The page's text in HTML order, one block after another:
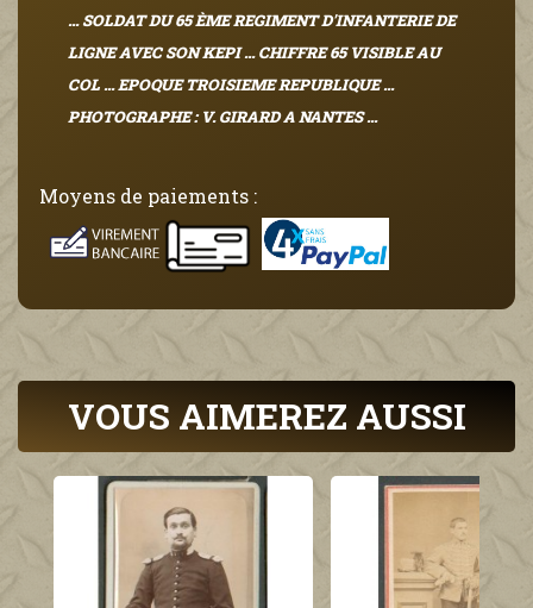
... SOLDAT DU 65 ÈME REGIMENT D'INFANTERIE DE
LIGNE AVEC SON KEPI ... CHIFFRE 65 VISIBLE AU
COL ... EPOQUE TROISIEME REPUBLIQUE ...
PHOTOGRAPHE : V. GIRARD A NANTES ...
Moyens de paiements :
VOUS AIMEREZ AUSSI